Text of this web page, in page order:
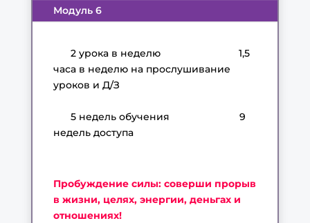
Модуль 6
2 урока в неделю
1,5
часа в неделю на прослушивание
уроков и Д/З
5 недель обучения
9
недель доступа
Пробуждение силы: соверши прорыв
в жизни, целях, энергии, деньгах и
отношениях!